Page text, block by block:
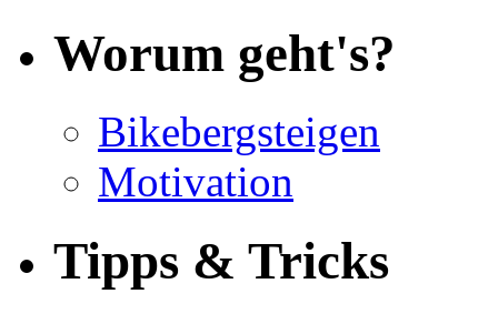
Worum geht's?
Bikebergsteigen
Motivation
Tipps & Tricks